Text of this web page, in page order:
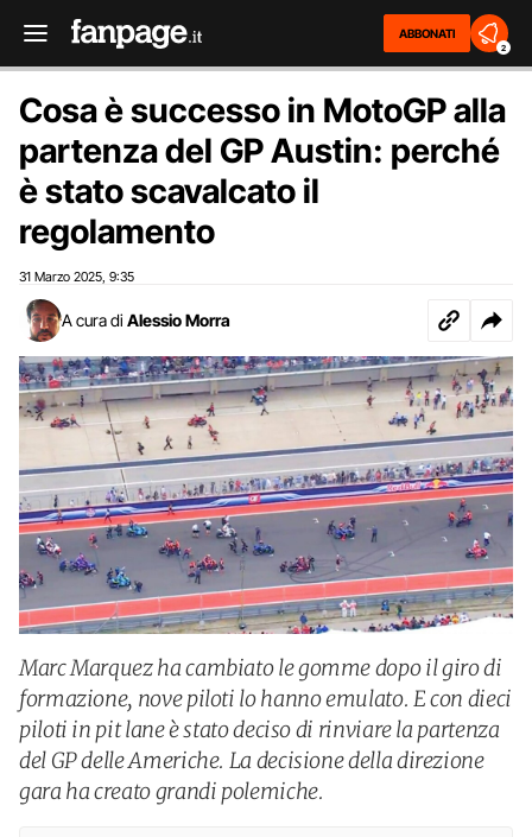
ABBONATI
2
Cosa è successo in MotoGP alla
partenza del GP Austin: perché
è stato scavalcato il
regolamento
31 Marzo 2025 9:35
A cura di Alessio Morra
Marc Marquez ha cambiato le gomme dopo il giro di
formazione, nove piloti lo hanno emulato. E con dieci
piloti in pit lane è stato deciso di rinviare la partenza
del GP delle Americhe. La decisione della direzione
gara ha creato grandi polemiche.